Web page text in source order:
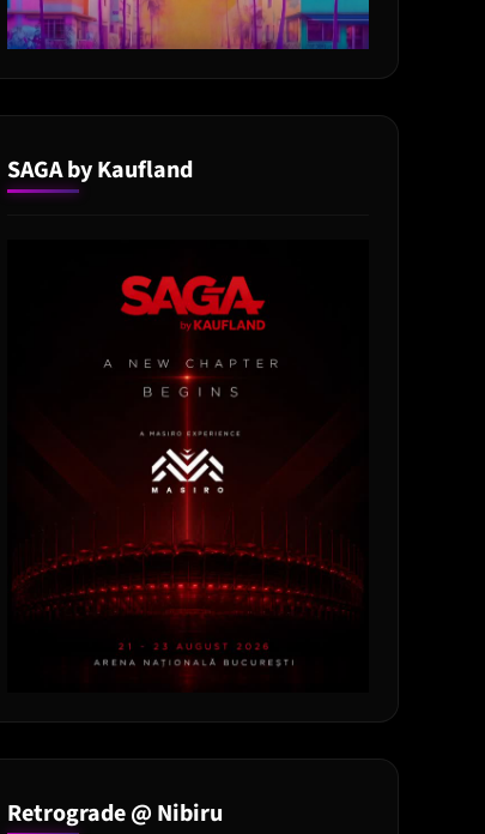
SAGA by Kaufland
Retrograde @ Nibiru